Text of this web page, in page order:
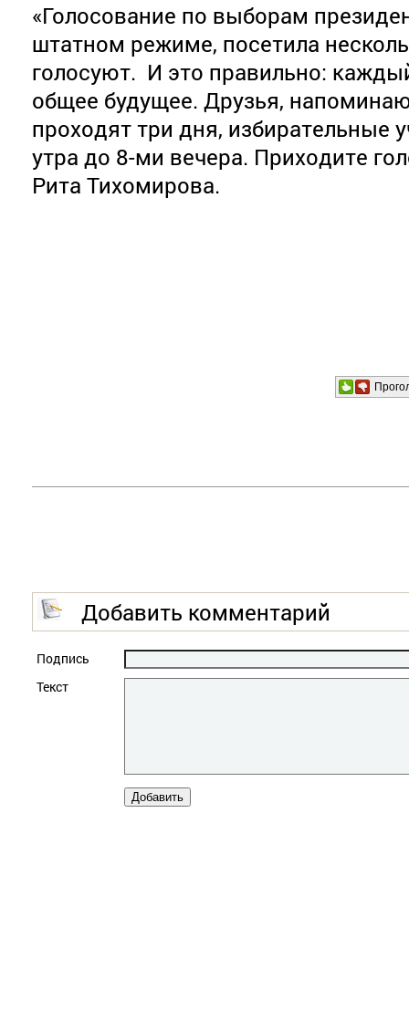
«Голосование по выборам
штатном режиме, посетила
голосуют. И это правильно:
общее будущее. Друзья,
проходят три дня, избирательные
утра до 8-ми вечера. Приходите
Рита Тихомирова.
Добавить комментарий
Подпись
Текст